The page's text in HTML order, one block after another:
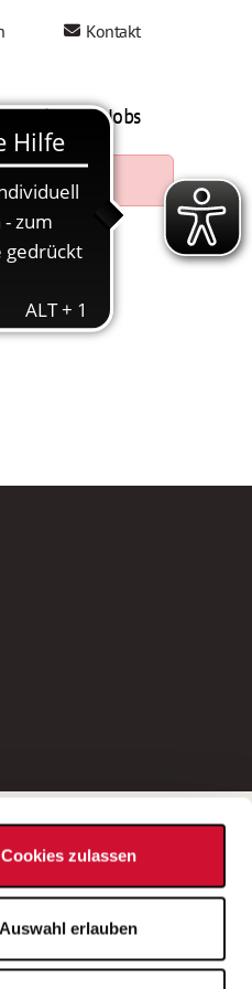
Cookies zulassen
Auswahl erlauben
Kontakt
Mein AWO Jobs
an die*den in der